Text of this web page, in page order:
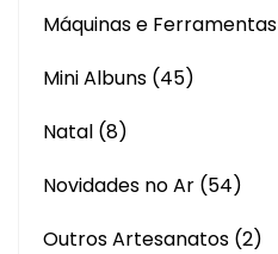
Máquinas e Ferramentas
Mini Albuns (45)
Natal (8)
Novidades no Ar (54)
Outros Artesanatos (2)